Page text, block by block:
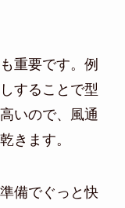
重要です。例
することで型
いので、風通
きます。
備でぐっと快